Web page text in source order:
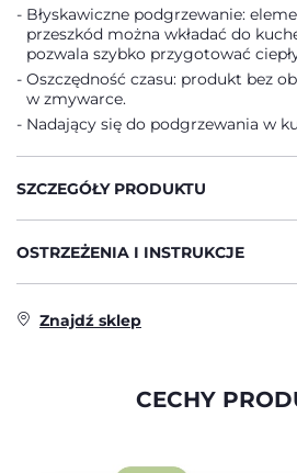
Błyskawiczne podgrzewanie:
przeszkód można wkładać do
pozwala szybko przygotować
Oszczędność czasu: produkt bez
w zmywarce.
Nadający się do podgrzewania w
SZCZEGÓŁY PRODUKTU
OSTRZEŻENIA I INSTRUKCJE
Znajdź sklep
CECHY